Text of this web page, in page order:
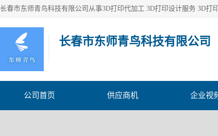
长春市东师青鸟科技有限公司
公司首页 供应商机 企业视